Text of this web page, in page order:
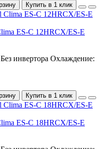
Купить в 1 клик
ES-C 12HRCX/ES-E
Без инвертора Охлаждение:
Купить в 1 клик
ES-C 18HRCX/ES-E